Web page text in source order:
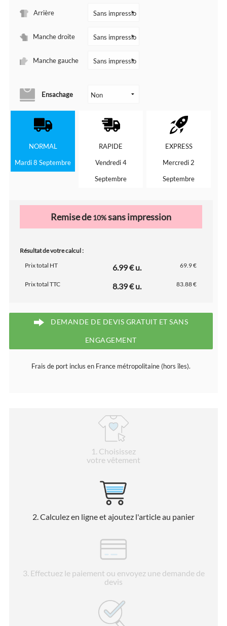
Arrière
Manche droite
Manche gauche
Ensachage
NORMAL
Mardi 8 Septembre
RAPIDE
Vendredi 4
Septembre
EXPRESS
Mercredi 2
Septembre
Remise de10%sans impression
Résultat de votre calcul :
Prix total HT
6.99 € u. 69.9 €
Prix total TTC 8.39 € u. 83.88 €
DEMANDE DE DEVIS GRATUIT ET SANS
ENGAGEMENT
Frais de port inclus en France métropolitaine (hors îles).
1 . Choisissez
votre vêtement
2. Calculez en ligne et ajoutez l'article au panier
3. Effectuez le paiement ou envoyez une demande de
devis